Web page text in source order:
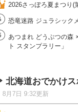
2026さっぽろ夏まつり(
恐竜迷路 ジュラシック
あつまれ どうぶつの森
ト スタンプラリー」
北海道おでかけ
8月7日 9:32更新